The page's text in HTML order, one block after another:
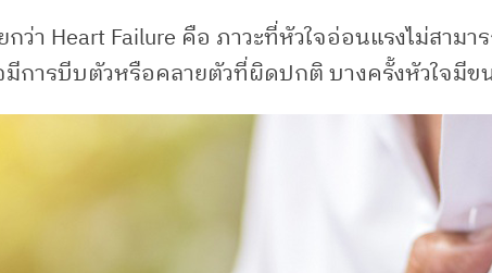
กว่า Heart Failure คือ ภาวะที่หัวใจอ่อนแรงไม่สาม
มีการบีบตัวหรือคลายตัวที่ผิดปกติ บางครั้งหัวใจมี